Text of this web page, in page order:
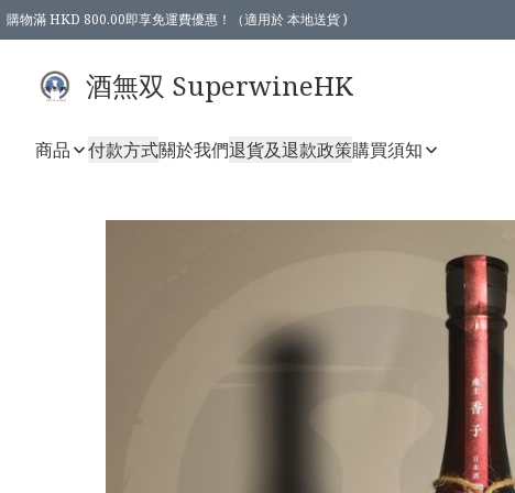
購物滿 HKD 800.00即享免運費優惠！（適用於 本地送貨 )
酒無双 SuperwineHK
商品 付款方式關於我們退貨及退款政策購買須知